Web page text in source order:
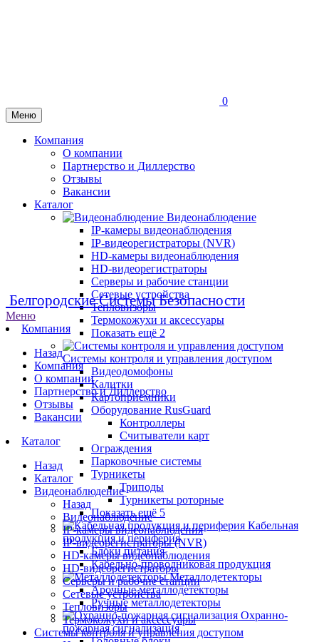
0
Меню
Компания
О компании
Партнерство и Диллерство
Отзывы
Вакансии
Каталог
Видеонаблюдение
IP-камеры видеонаблюдения
IP-видеорегистраторы (NVR)
HD-камеры видеонаблюдения
HD-видеорегистраторы
Серверы и рабочие станции
Сетевые устройства
Тепловизоры
Термокожухи и аксессуары
Показать ещё 2
Системы контроля и управления доступом
Видеодомофоны
Калитки
Картоприемники
Оборудование RusGuard
Контроллеры
Считыватели карт
Ограждения
Парковочные системы
Турникеты
Триподы
Турникеты роторные
Показать ещё 5
Кабельная
продукция и периферия
Блоки питания
Кабельно-проводниковая продукция
Металлодетекторы
Арочные металлодетекторы
Ручные металлодетекторы
Охранно-
пожарная сигнализация
Белгородские Системы Безопасности
Меню
Компания
Назад
Компания
О компании
Партнерство и Диллерство
Отзывы
Вакансии
Каталог
Назад
Каталог
Видеонаблюдение
Назад
Видеонаблюдение
IP-камеры видеонаблюдения
IP-видеорегистраторы (NVR)
HD-камеры видеонаблюдения
HD-видеорегистраторы
Серверы и рабочие станции
Сетевые устройства
Тепловизоры
Термокожухи и аксессуары
Системы контроля и управления доступом